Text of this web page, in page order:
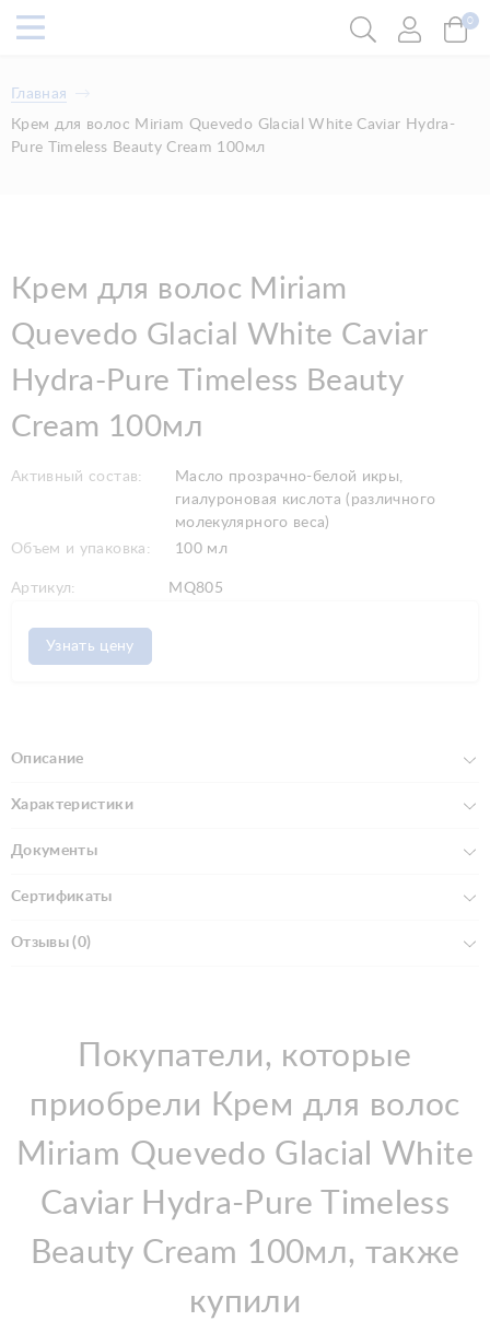
0
Главная
Крем для волос Miriam Quevedo Glacial White Caviar Hydra-
Pure Timeless Beauty Cream 100мл
Крем для волос Miriam
Quevedo Glacial White Caviar
Hydra-Pure Timeless Beauty
Cream 100мл
Активный состав:
Масло прозрачно-белой икры,
гиалуроновая кислота (различного
молекулярного веса)
Объем и упаковка:
100 мл
Артикул: MQ805
Узнать цену
Описание
Характеристики
Документы
Сертификаты
Отзывы (0)
Покупатели, которые
приобрели Крем для волос
Miriam Quevedo Glacial White
Caviar Hydra-Pure Timeless
Beauty Cream 100мл, также
купили